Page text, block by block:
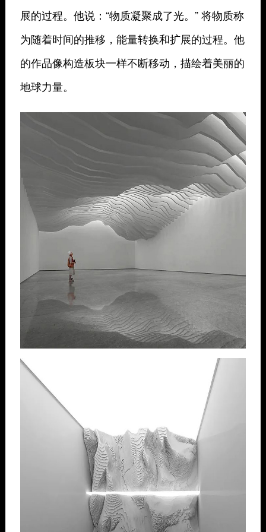
展的过程。他说：“物质凝聚成了光。” 将物质称
为随着时间的推移，能量转换和扩展的过程。他
的作品像构造板块一样不断移动，描绘着美丽的
地球力量。